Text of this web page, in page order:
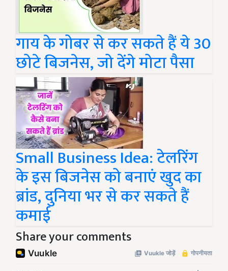
गाय के गोबर से कर सकते हैं ये 30
छोटे बिजनेस, जो देंगे मोटा पैसा
Small Business Idea: टेलरिंग
के इस बिजनेस को बनाएं खुद का
ब्रांड, दुनिया भर से कर सकते हैं
कमाई
Share your comments